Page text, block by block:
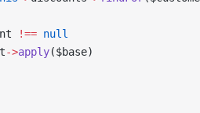
!== null
->apply($base)